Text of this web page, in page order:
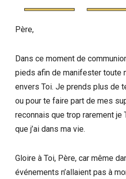
Père,
Dans ce moment de
pieds afin de manifester toute
envers Toi. Je prends plus de
ou pour te faire part de mes
reconnais que trop rarement je
que j’ai dans ma vie.
Gloire à Toi, Père, car même
événements n’allaient pas à